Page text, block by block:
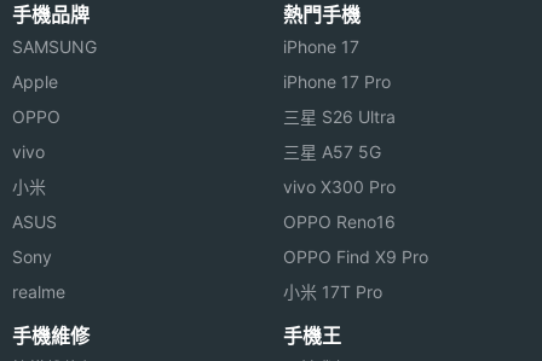
手機品牌
SAMSUNG
Apple
OPPO
vivo
小米
ASUS
Sony
realme
熱門手機
iPhone 17
iPhone 17 Pro
三星 S26 Ultra
三星 A57 5G
vivo X300 Pro
OPPO Reno16
OPPO Find X9 Pro
小米 17T Pro
手機維修 手機王